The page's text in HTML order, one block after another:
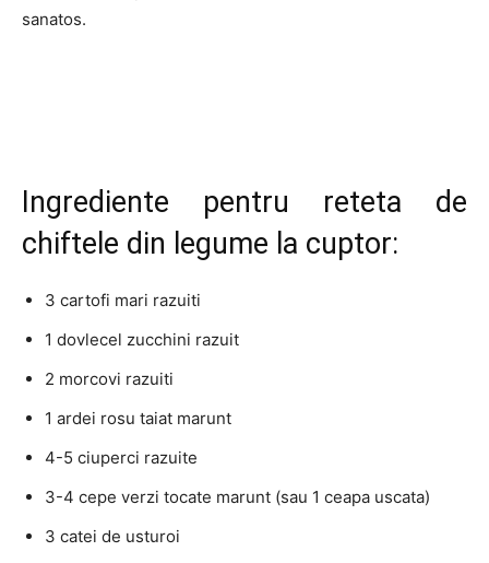
sanatos.
Ingrediente pentru reteta de
chiftele din legume la cuptor:
3 cartofi mari razuiti
1 dovlecel zucchini razuit
2 morcovi razuiti
1 ardei rosu taiat marunt
4-5 ciuperci razuite
3-4 cepe verzi tocate marunt (sau 1 ceapa uscata)
3 catei de usturoi